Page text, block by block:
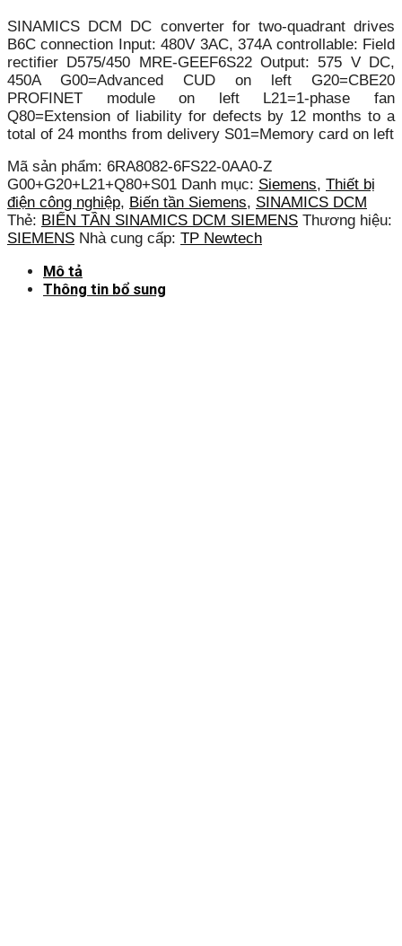
SINAMICS DCM DC converter for two-quadrant drives
B6C connection Input: 480V 3AC, 374A controllable: Field
rectifier D575/450 MRE-GEEF6S22 Output: 575 V DC,
450A G00=Advanced CUD on left G20=CBE20
PROFINET module on left L21=1-phase fan
Q80=Extension of liability for defects by 12 months to a
total of 24 months from delivery S01=Memory card on left
Mã sản phẩm: 6RA8082-6FS22-0AA0-Z
G00+G20+L21+Q80+S01 Danh mục: Siemens, Thiết bị
điện công nghiệp, Biến tần Siemens, SINAMICS DCM
Thẻ: BIẾN TẦN SINAMICS DCM SIEMENS Thương hiệu:
SIEMENS Nhà cung cấp: TP Newtech
Mô tả
Thông tin bổ sung